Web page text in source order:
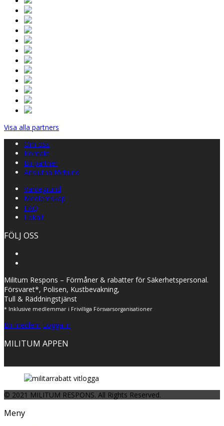
Visa alla partners
Om oss
Kontakt
Bli partner
Anslutna förbund
Värdegrund
Medlemskap
FAQ
Lokalt
FÖLJ OSS
Militum Respons – Förmåner & rabatter för Säkerhetspersonal.
Försvaret*, Polisen, Kustbevakning,
Tull & Räddningstjänst
* Inklusive medlemmar i Frivilliga Försvarsorganisationer
Bli medlem Logga in
MILITUM APPEN
© 2021 MILITUM RESPONS. All Rights Reserved.
Meny